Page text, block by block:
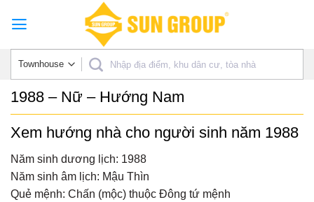
1988 – Nữ – Hướng Nam
Xem hướng nhà cho người sinh năm 1988
Năm sinh dương lịch: 1988
Năm sinh âm lịch: Mậu Thìn
Quẻ mệnh: Chấn (mộc) thuộc Đông tứ mệnh